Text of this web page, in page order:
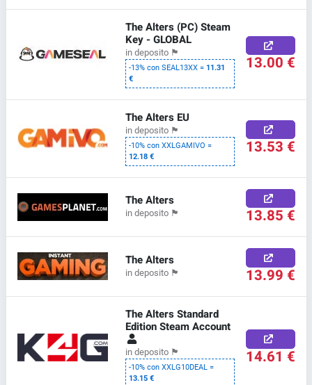
The Alters (PC) Steam
Key - GLOBAL
in deposito 🏴
-13% con SEAL13XX =11.31
€
13.00 €
The Alters EU
in deposito 🏴
-10% con XXLGAMIVO =
12.18 €
13.53 €
The Alters
in deposito 🏴 13.85 €
The Alters
in deposito 🏴 13.99 €
The Alters Standard
Edition Steam Account
in deposito 🏴
-10% con XXLG10DEAL =
13.15 €
14.61 €